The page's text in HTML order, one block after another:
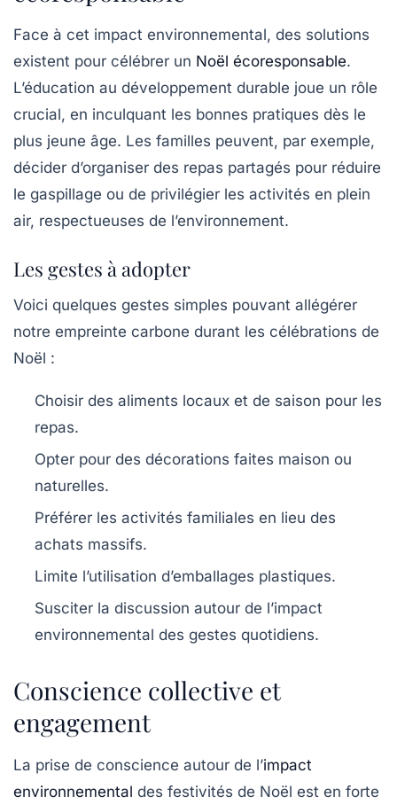
Face à cet impact environnemental, des solutions
existent pour célébrer un Noël écoresponsable.
L’éducation au développement durable joue un rôle
crucial, en inculquant les bonnes pratiques dès le
plus jeune âge. Les familles peuvent, par exemple,
décider d’organiser des repas partagés pour réduire
le gaspillage ou de privilégier les activités en plein
air, respectueuses de l’environnement.
Les gestes à adopter
Voici quelques gestes simples pouvant allégérer
notre empreinte carbone durant les célébrations de
Noël :
Choisir des aliments locaux et de saison pour les
repas.
Opter pour des décorations faites maison ou
naturelles.
Préférer les activités familiales en lieu des
achats massifs.
Limite l’utilisation d’emballages plastiques.
Susciter la discussion autour de l’impact
environnemental des gestes quotidiens.
Conscience collective et
engagement
La prise de conscience autour de l’impact
environnemental des festivités de Noël est en forte